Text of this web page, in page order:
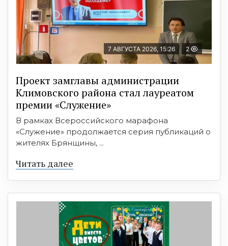
7 АВГУСТА 2026, 15:26 2
Проект замглавы администрации
Климовского района стал лауреатом
премии «Служение»
В рамках Всероссийского марафона
«Служение» продолжается серия публикаций о
жителях Брянщины, ...
Читать далее